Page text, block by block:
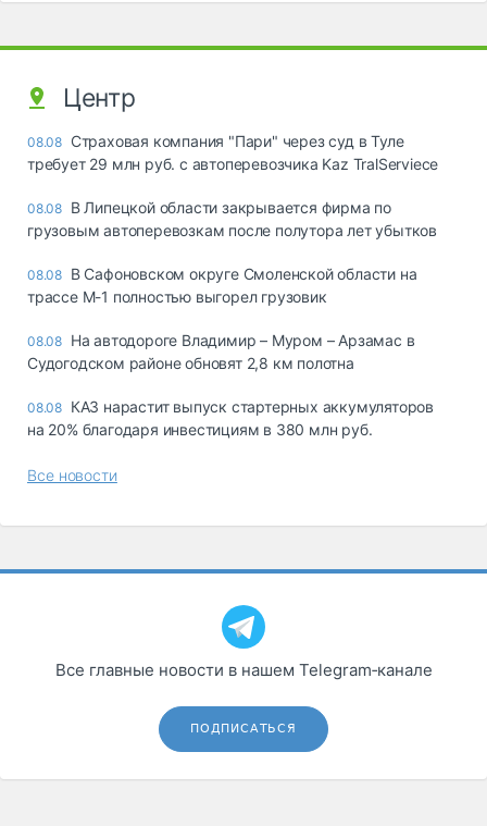
Центр
08.08 Страховая компания "Пари" через суд в Туле
требует 29 млн руб. с автоперевозчика Kaz TralServiece
08.08 В Липецкой области закрывается фирма по
грузовым автоперевозкам после полутора лет убытков
08.08 В Сафоновском округе Смоленской области на
трассе М-1 полностью выгорел грузовик
08.08 На автодороге Владимир – Муром – Арзамас в
Судогодском районе обновят 2,8 км полотна
08.08 КАЗ нарастит выпуск стартерных аккумуляторов
на 20% благодаря инвестициям в 380 млн руб.
Все новости
Все главные новости в нашем Telegram‑канале
ПОДПИСАТЬСЯ